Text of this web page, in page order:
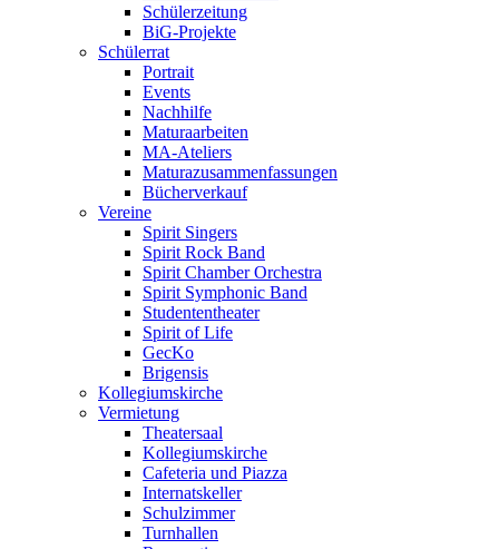
Schülerzeitung
BiG-Projekte
Schülerrat
Portrait
Events
Nachhilfe
Maturaarbeiten
MA-Ateliers
Maturazusammenfassungen
Bücherverkauf
Vereine
Spirit Singers
Spirit Rock Band
Spirit Chamber Orchestra
Spirit Symphonic Band
Studententheater
Spirit of Life
GecKo
Brigensis
Kollegiumskirche
Vermietung
Theatersaal
Kollegiumskirche
Cafeteria und Piazza
Internatskeller
Schulzimmer
Turnhallen